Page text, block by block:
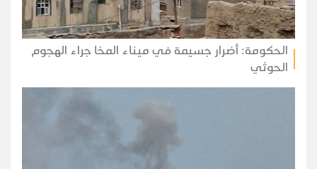
الحكومة: أضرار جسيمة في ميناء المخا جراء الهجوم
الحوثي